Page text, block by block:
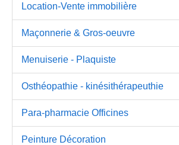
Location-Vente immobilière
Maçonnerie & Gros-oeuvre
Menuiserie - Plaquiste
Osthéopathie - kinésithérapeuthie
Para-pharmacie Officines
Peinture Décoration